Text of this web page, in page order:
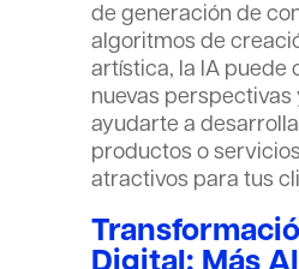
de generación de
algoritmos de
artística, la IA puede
nuevas perspectivas
ayudarte a
productos o
atractivos para tus
Digital: Más